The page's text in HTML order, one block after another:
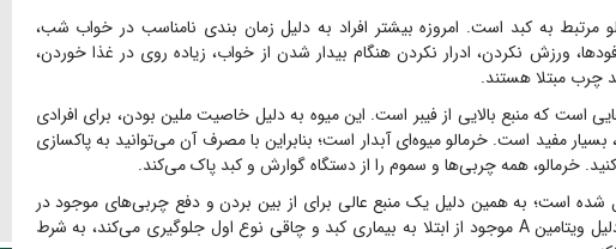
مرتبط به کبد است. امروزه بیشتر افراد به دلیل زمان بندی نامناسب در خواب شب،
ورزش نکردن، ادرار نکردن هنگام بیدار شدن از خواب، زیاده روی در غذا خوردن،
چرب مبتلا هستند.
است که منبع بالایی از فیبر است. این میوه به دلیل خاصیت ملین بودن، برای افرادی
مفید است. خرمالو میوه‌ای آبدار است؛ بنابراین با مصرف آن می‌توانید به پاکسازی
خرمالو، همه چربی‌ها و سموم را از دستگاه گوارش و کبد پاک می‌کند.
شده است؛ به همین دلیل یک منبع عالی برای از بین بردن و دفع چربی‌های موجود در
کبد خواهد بود. این میوه به دلیل ویتامین A موجود از ابتلا به بیماری کبد و چاقی نوع اول جلوگیری می‌کند، به شرط